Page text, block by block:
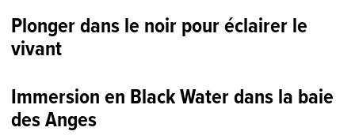
Plonger dans le noir pour éclairer le
vivant
Immersion en Black Water dans la baie
des Anges